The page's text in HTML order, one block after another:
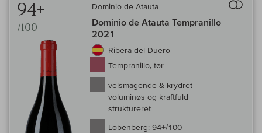
94+
/100
Dominio de Atauta
Dominio de Atauta Tempranillo
2021
Ribera del Duero
Tempranillo, tør
velsmagende & krydret
voluminøs og kraftfuld
struktureret
Lobenberg: 94+/100